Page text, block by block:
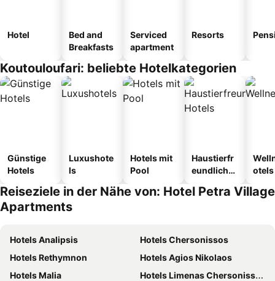
Hotel
Bed and
Breakfasts
Serviced
apartment
Resorts
Koutouloufari: beliebte Hotelkategorien
Günstige
Hotels
Luxushote
ls
Hotels mit
Pool
Haustierfr
eundliche
otels
Reiseziele in der Nähe von: Hotel Petra Village
Apartments
Hotels Analipsis
Hotels Chersonissos
Hotels Rethymnon
Hotels Agios Nikolaos
Hotels Malia
Hotels Limenas Chersonissos